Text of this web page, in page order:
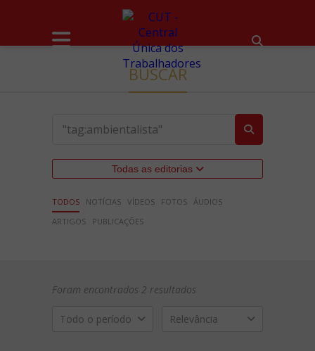
BUSCAR
Todas as editorias
TODOS NOTÍCIAS VÍDEOS FOTOS ÁUDIOS
ARTIGOS
PUBLICAÇÕES
Foram encontrados 2 resultados
Todo o período Relevância